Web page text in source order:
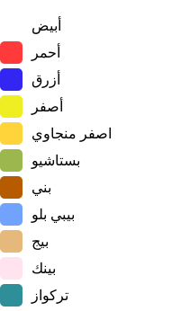
أبيض
أحمر
أزرق
أصفر
اصفر منجاوي
بستاشيو
بني
بيبي بلو
بيج
بينك
تركواز